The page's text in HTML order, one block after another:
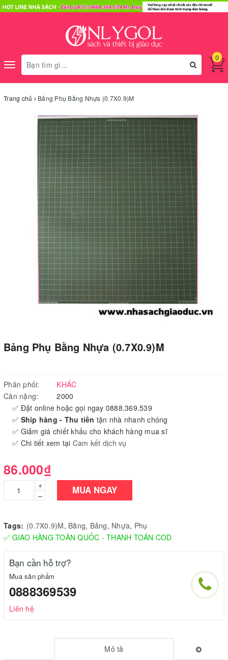
Toggle
navigation
0
Trang chủ Bảng Phụ Bằng Nhựa (0.7X0.9)M
Bảng Phụ Bằng Nhựa (0.7X0.9)M
Phân phối:
KHÁC
Cân nặng:
2000
✅ Đặt online hoặc gọi ngay 0888.369.539
✅ Ship hàng - Thu tiền tận nhà nhanh chóng
✅ Giảm giá chiết khấu cho khách hàng mua sĩ
✅ Chi tiết xem tại Cam kết dịch vụ
86.000₫
+
–
MUA NGAY
Tags: (0.7X0.9)M, Bằng, Bảng, Nhựa, Phụ
✅ GIAO HÀNG TOÀN QUỐC - THANH TOÁN COD
Bạn cần hỗ trợ?
Mua sản phẩm
0888369539
Liên hệ
Mô tả